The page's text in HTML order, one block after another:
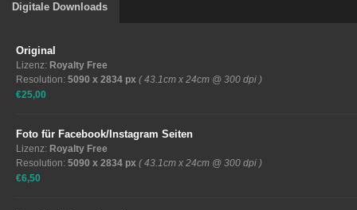
Digitale Downloads
Original
Lizenz: Royalty Free
Resolution: 5090 x 2834 px ( 43.1cm x 24cm @ 300 dpi )
€25,00
Foto für Facebook/Instagram Seiten
Lizenz: Royalty Free
Resolution: 5090 x 2834 px ( 43.1cm x 24cm @ 300 dpi )
€6,50